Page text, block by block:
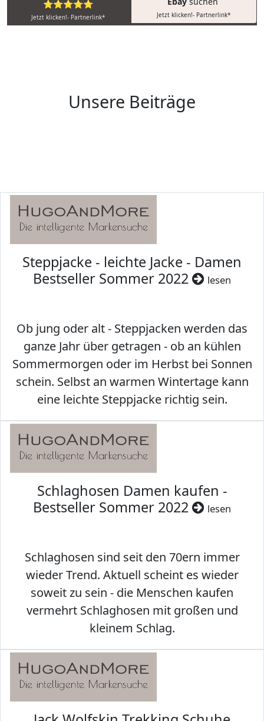
⭐⭐⭐⭐⭐
Jetzt klicken!- Partnerlink* Jetzt klicken!- Partnerlink*
Unsere Beiträge
Steppjacke - leichte Jacke - Damen
Bestseller Sommer 2022
lesen
Ob jung oder alt - Steppjacken werden das
ganze Jahr über getragen - ob an kühlen
Sommermorgen oder im Herbst bei Sonnen
schein. Selbst an warmen Wintertage kann
eine leichte Steppjacke richtig sein.
Schlaghosen Damen kaufen -
Bestseller Sommer 2022
lesen
Schlaghosen sind seit den 70ern immer
wieder Trend. Aktuell scheint es wieder
soweit zu sein - die Menschen kaufen
vermehrt Schlaghosen mit großen und
kleinem Schlag.